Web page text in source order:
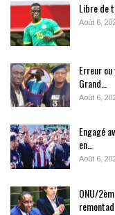
Libre de
Août 6,
Erreur
Grand…
Août 6,
Engagé
en…
Août 6,
ONU/